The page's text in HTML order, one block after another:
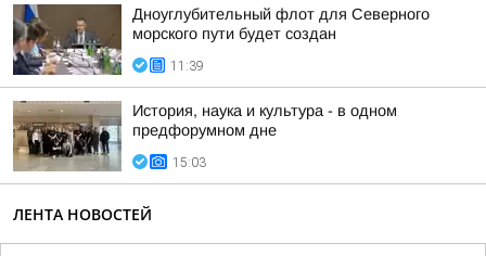
Дноуглубительный флот для Северного
морского пути будет создан
11:39
История, наука и культура - в одном
предфорумном дне
15:03
ЛЕНТА НОВОСТЕЙ